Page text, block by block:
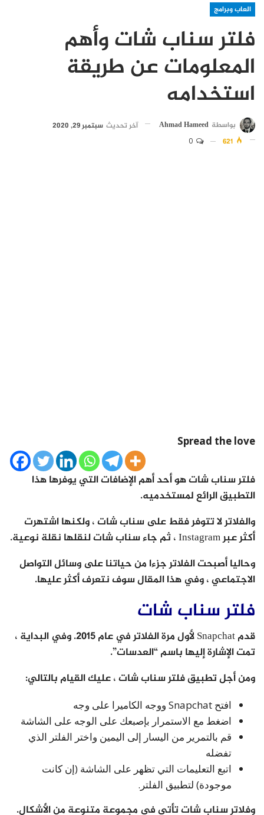
العاب وبرامج
فلتر سناب شات وأهم
المعلومات عن طريقة
استخدامه
بواسطة Ahmad Hameed آخر تحديث سبتمبر 29, 2020
Spread the love
فلتر سناب شات هو أحد أهم الإضافات التي يوفرها هذا
التطبيق الرائع لمستخدميه.
والفلاتر لا تتوفر فقط على سناب شات ، ولكنها اشتهرت
أكثر عبر Instagram ، ثم جاء سناب شات لنقلها نقلة نوعية.
وحاليا أصبحت الفلاتر جزءا من حياتنا على وسائل التواصل
الاجتماعي ، وفي هذا المقال سوف نتعرف أكثر عليها.
فلتر سناب شات
قدم Snapchat لأول مرة الفلاتر في عام 2015. وفي البداية ،
تمت الإشارة إليها باسم “العدسات”.
ومن أجل تطبيق فلتر سناب شات ، عليك القيام بالتالي:
افتح Snapchat ووجه الكاميرا على وجه
اضغط مع الاستمرار بإصبعك على الوجه على الشاشة
قم بالتمرير من اليسار إلى اليمين واختر الفلتر الذي
تفضله
اتبع التعليمات التي تظهر على الشاشة (إن كانت
موجودة) لتطبيق الفلتر.
وفلاتر سناب شات تأتي في مجموعة متنوعة من الأشكال.